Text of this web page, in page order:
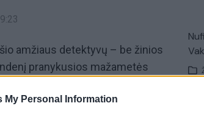
My Personal Information
amžiaus detektyvų – be žinios
pranykusios mažametės
dingimą kuriamos taip pat